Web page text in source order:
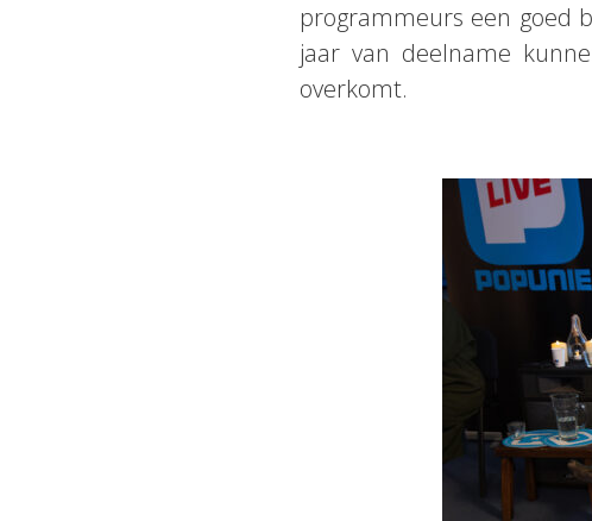
programmeurs een goed
jaar van deelname
overkomt.